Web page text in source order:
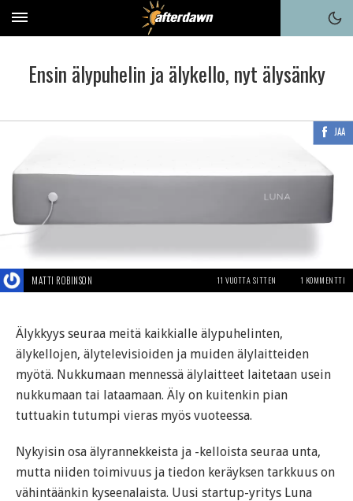
Ensin älypuhelin ja älykello, nyt älysänky
JAA
MATTI ROBINSON 11 VUOTTA SITTEN 1 KOMMENTTI
Älykkyys seuraa meitä kaikkialle älypuhelinten,
älykellojen, älytelevisioiden ja muiden älylaitteiden
myötä. Nukkumaan mennessä älylaitteet laitetaan usein
nukkumaan tai lataamaan. Äly on kuitenkin pian
tuttuakin tutumpi vieras myös vuoteessa.
Nykyisin osa älyrannekkeista ja -kelloista seuraa unta,
mutta niiden toimivuus ja tiedon keräyksen tarkkuus on
vähintäänkin kyseenalaista. Uusi startup-yritys Luna